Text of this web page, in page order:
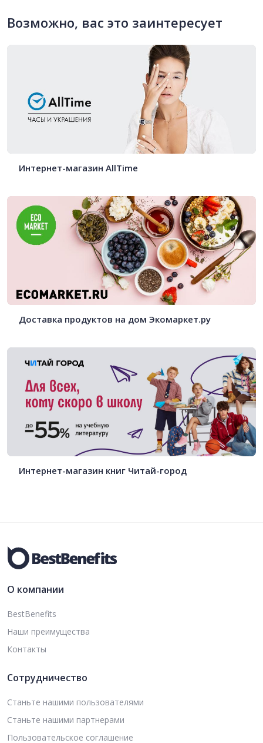
Возможно, вас это заинтересует
Интернет-магазин AllTime
Доставка продуктов на дом Экомаркет.ру
Интернет-магазин книг Читай-город
О компании
BestBenefits
Наши преимущества
Контакты
Сотрудничество
Станьте нашими пользователями
Станьте нашими партнерами
Пользовательское соглашение